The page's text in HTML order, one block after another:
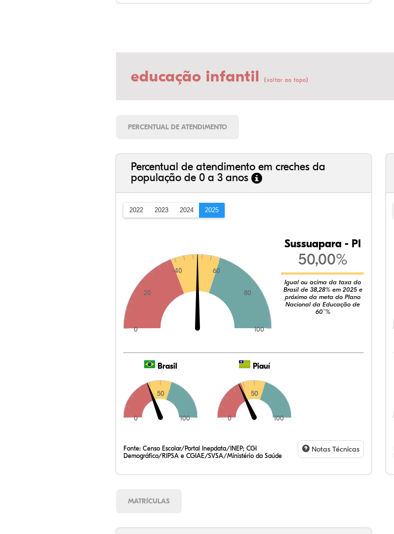
educação infantil (voltar ao topo)
PERCENTUAL DE ATENDIMENTO
Percentual de atendimento em creches da
população de 0 a 3 anos
2022 2023 2024 2025
0
20
40 60
80
100
Sussuapara - PI
50,00%
Igual ou acima da taxa do
Brasil de 38,28% em 2025 e
próximo da meta do Plano
Nacional da Educação de
60¨%
Brasil
0
50
100
Piauí
0
50
100
Fonte: Censo Escolar/Portal Inepdata/INEP; CGI
Demográfico/RIPSA e CGIAE/SVSA/Ministério da Saúde
Notas Técnicas
MATRÍCULAS